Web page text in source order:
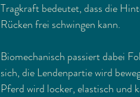
Tragkraft bedeutet, dass die
Rücken frei schwingen kann.
Biomechanisch passiert dabei
sich, die Lendenpartie wird
Pferd wird locker, elastisch und